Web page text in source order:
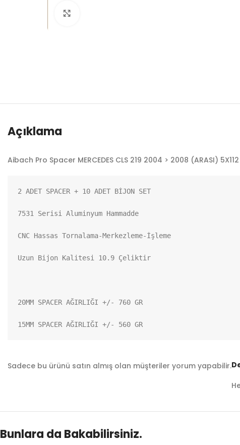
Açıklama
Aibach Pro Spacer MERCEDES CLS 219 2004 > 2008 (ARASI)
2 ADET SPACER + 10 ADET BİJON SET
7531 Serisi Aluminyum Hammadde
CNC Hassas Tornalama-Merkezleme-İşleme
Uzun Bijon Kalitesi 10.9 Çeliktir
20MM SPACER AĞIRLIĞI +/- 760 GR
15MM SPACER AĞIRLIĞI +/- 560 GR
Sadece bu ürünü satın almış olan müşteriler yorum yapabilir.
Bunlara da Bakabilirsiniz.